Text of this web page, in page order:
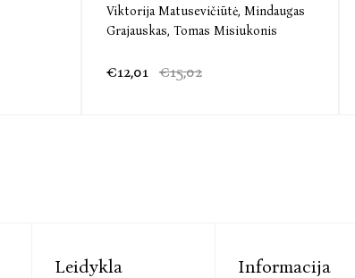
Viktorija Matusevičiūtė, Mindaugas
Grajauskas, Tomas Misiukonis
€12,01 €15,02
Leidykla Informacija